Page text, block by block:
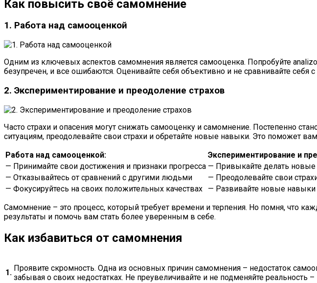
Как повысить своё самомнение
1. Работа над самооценкой
Одним из ключевых аспектов самомнения является самооценка. Попробуйте
безупречен, и все ошибаются. Оценивайте себя объективно и не сравнивайте
2. Экспериментирование и преодоление страхов
Часто страхи и опасения могут снижать самооценку и самомнение. Постепенно
ситуациям, преодолевайте свои страхи и обретайте новые навыки. Это поможет
Работа над самооценкой:
Экспериментирование и
— Принимайте свои достижения и признаки прогресса — Привыкайте делать
— Отказывайтесь от сравнений с другими людьми
— Преодолевайте свои
— Фокусируйтесь на своих положительных качествах
— Развивайте новые навыки
Самомнение – это процесс, который требует времени и терпения. Но помня, что
результаты и помочь вам стать более уверенным в себе.
Как избавиться от самомнения
1. Проявите скромность. Одна из основных причин самомнения – недостаток
забывая о своих недостатках. Не преувеличивайте и не подменяйте